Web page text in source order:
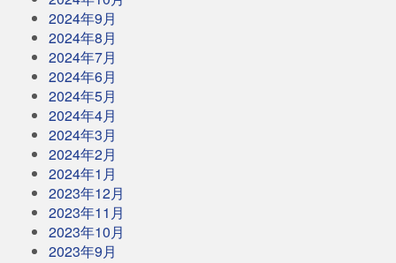
2024年9月
2024年8月
2024年7月
2024年6月
2024年5月
2024年4月
2024年3月
2024年2月
2024年1月
2023年12月
2023年11月
2023年10月
2023年9月